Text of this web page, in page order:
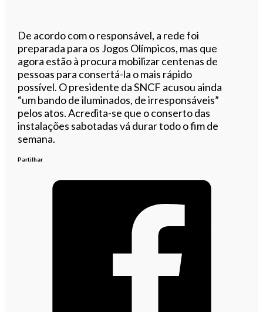
De acordo com o responsável, a rede foi
preparada para os Jogos Olímpicos, mas que
agora estão à procura mobilizar centenas de
pessoas para consertá-la o mais rápido
possível. O presidente da SNCF acusou ainda
“um bando de iluminados, de irresponsáveis”
pelos atos. Acredita-se que o conserto das
instalações sabotadas vá durar todo o fim de
semana.
Partilhar